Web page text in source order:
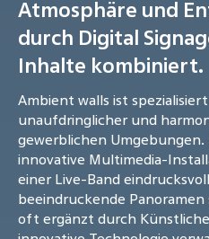
Atmosphäre und
durch Digital
Inhalte kombiniert.
Ambient walls ist
unaufdringlicher und
gewerblichen
innovative Multimedia-
einer Live-Band
beeindruckende
oft ergänzt durch